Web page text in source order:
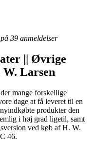
39 anmeldelser
|| Øvrige
Larsen
mange forskellige
dage at få leveret til en
produkter den
i høj grad ligetil, samt
ved køb af H. W.
46.